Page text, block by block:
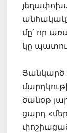
մը՝ որ
կը
Յանկարծ
ծանօթ
ցարդ